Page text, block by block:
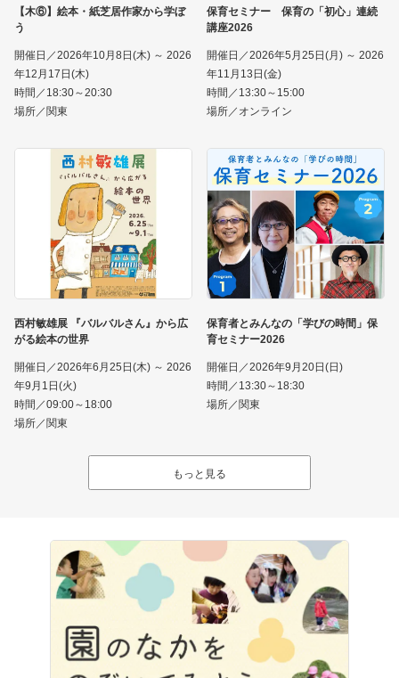
【木⑥】絵本・紙芝居作家から学ぼ
う
開催日／2026年10月8日(木) ～ 2026
年12月17日(木)
時間／18:30～20:30
場所／関東
保育セミナー 保育の「初心」連続
講座2026
開催日／2026年5月25日(月) ～ 2026
年11月13日(金)
時間／13:30～15:00
場所／オンライン
西村敏雄展 『バルバルさん』から広
がる絵本の世界
開催日／2026年6月25日(木) ～ 2026
年9月1日(火)
時間／09:00～18:00
場所／関東
保育者とみんなの「学びの時間」保
育セミナー2026
開催日／2026年9月20日(日)
時間／13:30～18:30
場所／関東
もっと見る